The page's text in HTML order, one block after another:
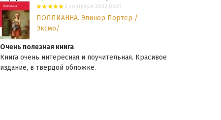
2 сентября 2022 05:31
ПОЛЛИАННА. Элинор Портер /
Эксмо/
Очень полезная книга
Книга очень интересная и поучительная. Красивое
издание, в твердой обложке.